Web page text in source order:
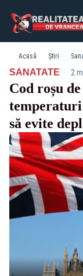
Acasă Știri
SANATATE· 2
Cod roșu
temperaturi
să evite